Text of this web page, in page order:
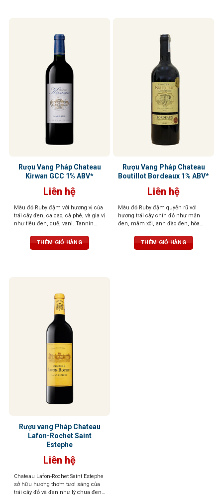
Rượu Vang Pháp Chateau
Kirwan GCC 1% ABV*
Liên hệ
Màu đỏ Ruby đậm với hương vị của
trái cây đen, ca cao, cà phê, và gia vị
như tiêu đen, quế, vani. Tannin
kéo dài và phức hợp
THÊM GIỎ HÀNG
Rượu Vang Pháp Chateau
Boutillot Bordeaux 1% ABV*
Liên hệ
Màu đỏ Ruby đậm quyến rũ với
hương trái cây chín đỏ như mận
đen, mâm xôi, anh đào đen, hòa
socola và một chút đất. Vị chát
mạnh mẽ, tannin tròn trịa, hậu vị
THÊM GIỎ HÀNG
Rượu vang Pháp Chateau
Lafon-Rochet Saint
Estephe
Liên hệ
Chateau Lafon-Rochet Saint Estephe
sở hữu hương thơm tươi sáng của
trái cây đỏ và đen như lý chua đen,